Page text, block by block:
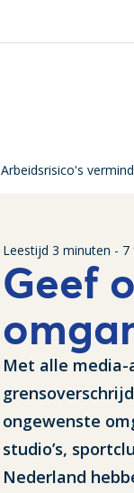
Arbeidsrisico's
Leestijd3 minuten - 7
Geef
Met alle
ongewenste
studio’s,
Nederland